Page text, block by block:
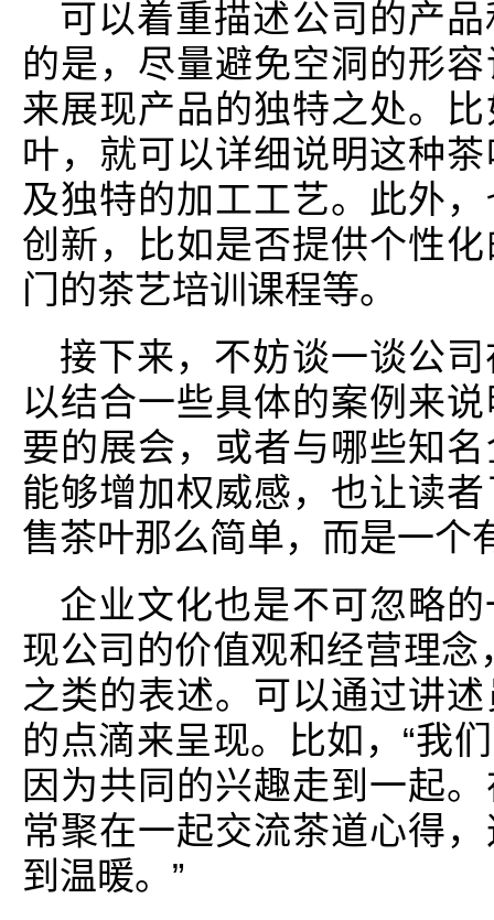
可以着重描述公司的产
的是，尽量避免空洞的形
来展现产品的独特之处。
叶，就可以详细说明这种
及独特的加工工艺。此外
创新，比如是否提供个性
门的茶艺培训课程等。
接下来，不妨谈一谈公
以结合一些具体的案例来
要的展会，或者与哪些知
能够增加权威感，也让读
售茶叶那么简单，而是一个
企业文化也是不可忽略
现公司的价值观和经营理念
之类的表述。可以通过讲
的点滴来呈现。比如，“我
因为共同的兴趣走到一起
常聚在一起交流茶道心得
到温暖。”